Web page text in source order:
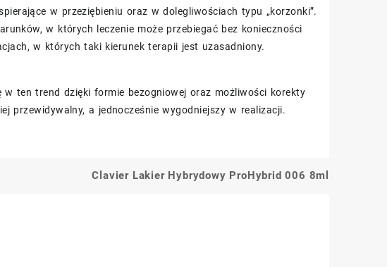
w przeziębieniu oraz w dolegliwościach typu „korzonki”.
w których leczenie może przebiegać bez konieczności
w których taki kierunek terapii jest uzasadniony.
ten trend dzięki formie bezogniowej oraz możliwości korekty
przewidywalny, a jednocześnie wygodniejszy w realizacji.
Clavier Lakier Hybrydowy ProHybrid 006 8ml